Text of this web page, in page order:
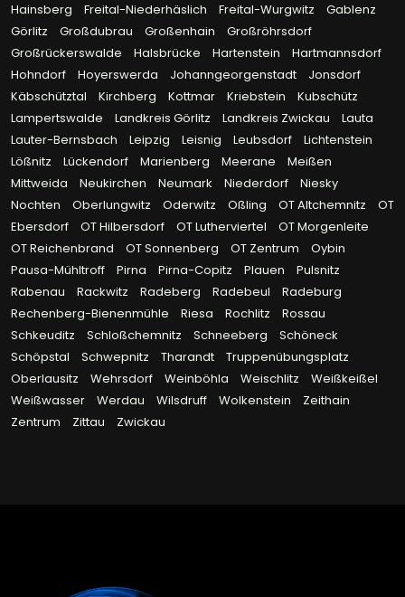
Hainsberg
Freital-Niederhäslich Freital-Wurgwitz
Gablenz
Görlitz
Großdubrau Großenhain
Großröhrsdorf
Großrückerswalde
Halsbrücke Hartenstein
Hartmannsdorf
Hohndorf
Hoyerswerda Johanngeorgenstadt
Jonsdorf
Käbschütztal
Kirchberg Kottmar Kriebstein
Kubschütz
Lampertswalde
Landkreis Görlitz Landkreis Zwickau
Lauta
Lauter-Bernsbach
Leipzig Leisnig Leubsdorf
Lichtenstein
Lößnitz
Lückendorf Marienberg Meerane
Meißen
Mittweida
Neukirchen Neumark Niederdorf
Niesky
Nochten
Oberlungwitz Oderwitz Oßling OT Altchemnitz
OT
Ebersdorf
OT Hilbersdorf OT Lutherviertel
OT Morgenleite
OT Reichenbrand
OT Sonnenberg OT Zentrum
Oybin
Pausa-Mühltroff
Pirna Pirna-Copitz Plauen
Pulsnitz
Rabenau
Rackwitz Radeberg Radebeul
Radeburg
Rechenberg-Bienenmühle
Riesa Rochlitz
Rossau
Schkeuditz
Schloßchemnitz Schneeberg
Schöneck
Schöpstal
Schwepnitz Tharandt
Truppenübungsplatz
Oberlausitz
Wehrsdorf Weinböhla Weischlitz
Weißkeißel
Weißwasser
Werdau Wilsdruff Wolkenstein
Zeithain
Zentrum
Zittau Zwickau